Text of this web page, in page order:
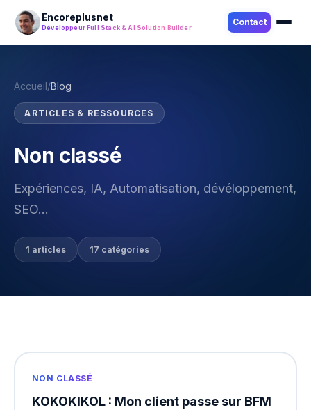
Encoreplusnet
Développeur Full Stack & AI Solution Builder Contact
LinkedIn
Accueil/Blog
ARTICLES & RESSOURCES
Non classé
Expériences, IA, Automatisation, dévéloppement,
SEO...
1 articles 17 catégories
NON CLASSÉ
KOKOKIKOL : Mon client passe sur BFM